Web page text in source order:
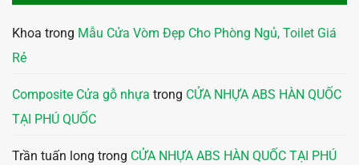
Khoa trong Mẫu Cửa Vòm Đẹp Cho Phòng Ngủ, Toilet Giá
Rẻ
Composite Cửa gỗ nhựa trong CỬA NHỰA ABS HÀN QUỐC
TẠI PHÚ QUỐC
Trần tuấn long trong CỬA NHỰA ABS HÀN QUỐC TẠI PHÚ